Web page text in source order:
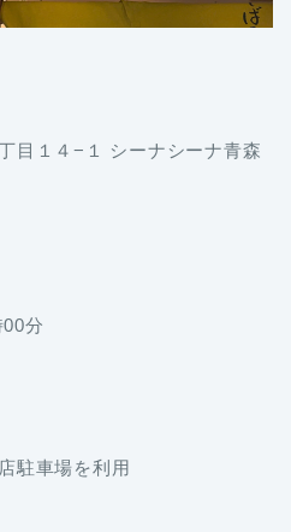
目１４−１ シーナシーナ青森
分
駐車場を利用